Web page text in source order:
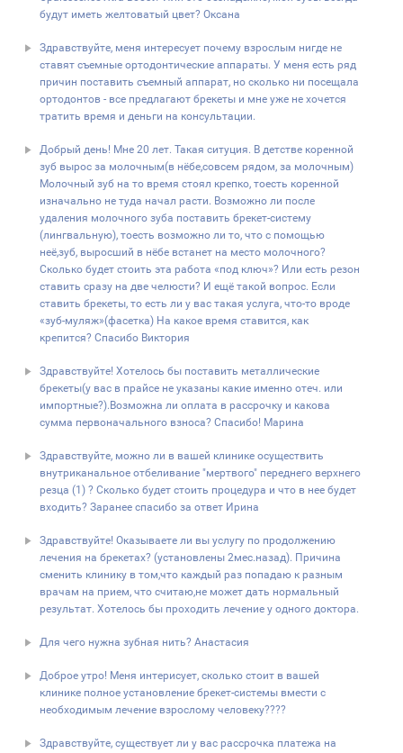
будут иметь желтоватый цвет? Оксана
Здравствуйте, меня интересует почему взрослым нигде не
ставят съемные ортодонтические аппараты. У меня есть ряд
причин поставить съемный аппарат, но сколько ни посещала
ортодонтов - все предлагают брекеты и мне уже не хочется
тратить время и деньги на конcультации.
Добрый день! Мне 20 лет. Такая ситуция. В детстве коренной
зуб вырос за молочным(в нёбе,совсем рядом, за молочным)
Молочный зуб на то время стоял крепко, тоесть коренной
изначально не туда начал расти. Возможно ли после
удаления молочного зуба поставить брекет-систему
(лингвальную), тоесть возможно ли то, что с помощью
неё,зуб, выросший в нёбе встанет на место молочного?
Сколько будет стоить эта работа «под ключ»? Или есть резон
ставить сразу на две челюсти? И ещё такой вопрос. Если
ставить брекеты, то есть ли у вас такая услуга, что-то вроде
«зуб-муляж»(фасетка) На какое время ставится, как
крепится? Спасибо Виктория
Здравствуйте! Хотелось бы поставить металлические
брекеты(у вас в прайсе не указаны какие именно отеч. или
импортные?).Возможна ли оплата в рассрочку и какова
сумма первоначального взноса? Спасибо! Марина
Здравствуйте, можно ли в вашей клинике осуществить
внутриканальное отбеливание "мертвого" переднего верхнего
резца (1) ? Сколько будет стоить процедура и что в нее будет
входить? Заранее спасибо за ответ Ирина
Здравствуйте! Оказываете ли вы услугу по продолжению
лечения на брекетах? (установлены 2мес.назад). Причина
сменить клинику в том,что каждый раз попадаю к разным
врачам на прием, что считаю,не может дать нормальный
результат. Хотелось бы проходить лечение у одного доктора.
Для чего нужна зубная нить? Анастасия
Доброе утро! Меня интерисует, сколько стоит в вашей
клинике полное установление брекет-системы вмести с
необходимым лечение взрослому человеку????
Здравствуйте, существует ли у вас рассрочка платежа на